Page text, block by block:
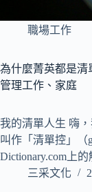
職場工作
為什麼菁英都是清
管理工作、家庭
我的清單人生 嗨
叫作「清單控」（
Dictionary.com上
三采文化